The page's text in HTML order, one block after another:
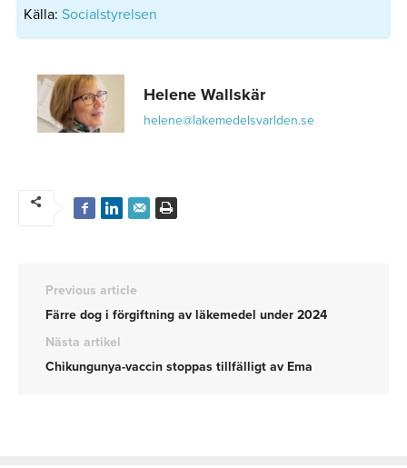
Källa: Socialstyrelsen
Helene Wallskär
helene@lakemedelsvarlden.se
Previous article
Färre dog i förgiftning av läkemedel under 2024
Nästa artikel
Chikungunya-vaccin stoppas tillfälligt av Ema